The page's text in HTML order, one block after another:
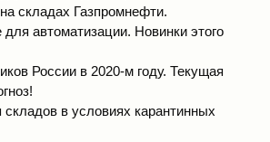
складах Газпромнефти.
автоматизации. Новинки этого
России в 2020-м году. Текущая
в условиях карантинных